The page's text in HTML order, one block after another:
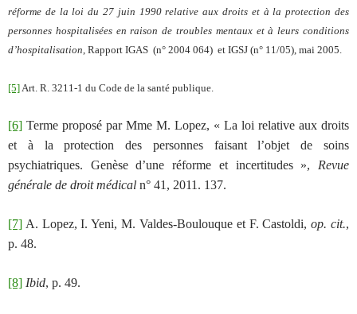
réforme de la loi du 27 juin 1990 relative aux droits et à la protection des
personnes hospitalisées en raison de troubles mentaux et à leurs conditions
d’hospitalisation, Rapport IGAS (n° 2004 064) et IGSJ (n° 11/05), mai 2005.
[5]Art. R. 3211-1 du Code de la santé publique.
[6] Terme proposé par Mme M. Lopez, « La loi relative aux droits
et à la protection des personnes faisant l’objet de soins
psychiatriques. Genèse d’une réforme et incertitudes », Revue
générale de droit médical n° 41, 2011. 137.
[7] A. Lopez, I. Yeni, M. Valdes-Boulouque et F. Castoldi,op. cit.,
p. 48.
[8] Ibid, p. 49.